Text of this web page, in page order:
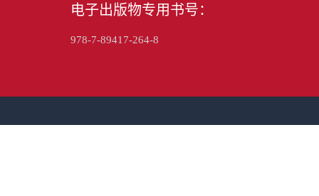
电子出版物专用书号：
978-7-89417-264-8